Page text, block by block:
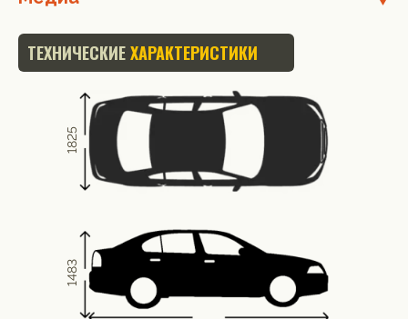
ТЕХНИЧЕСКИЕХАРАКТЕРИСТИКИ
1483
1825